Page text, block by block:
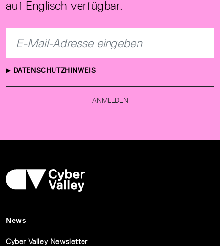
auf Englisch verfügbar.
DATENSCHUTZHINWEIS
ANMELDEN
News
Cyber Valley Newsletter